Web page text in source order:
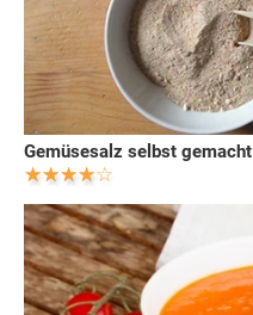
Gemüsesalz selbst gemacht